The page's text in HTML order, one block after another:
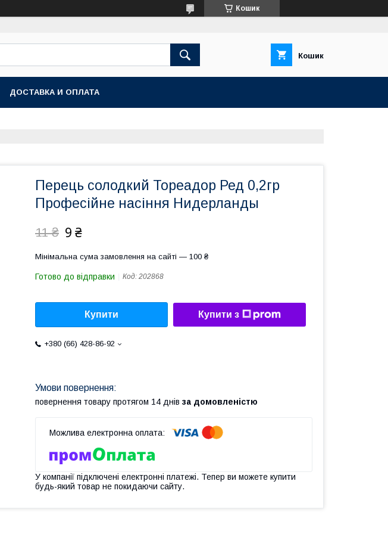
Кошик
Кошик
ДОСТАВКА И ОПЛАТА
Перець солодкий Тореадор Ред 0,2гр
Професійне насіння Нидерланды
11 ₴ 9 ₴
Мінімальна сума замовлення на сайті — 100 ₴
Готово до відправки Код: 202868
Купити Купити з
+380 (66) 428-86-92
повернення товару протягом 14 днів за домовленістю
У компанії підключені електронні платежі. Тепер ви можете купити
будь-який товар не покидаючи сайту.